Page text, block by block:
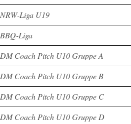
NRW-Liga U19
BBQ-Liga
DM Coach Pitch U10 Gruppe A
DM Coach Pitch U10 Gruppe B
DM Coach Pitch U10 Gruppe C
DM Coach Pitch U10 Gruppe D